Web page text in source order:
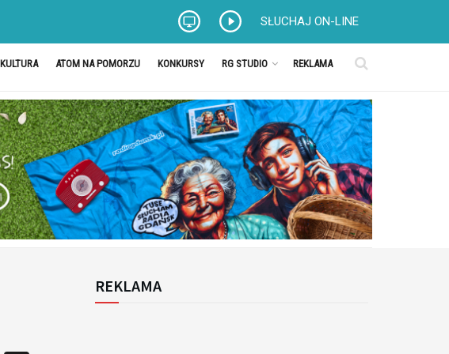
SŁUCHAJ ON-LINE
KULTURA ATOM NA POMORZU KONKURSY RG STUDIO REKLAMA
REKLAMA